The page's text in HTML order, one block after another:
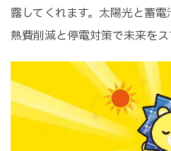
露してくれます。太陽光と蓄
熱費削減と停電対策で未来を